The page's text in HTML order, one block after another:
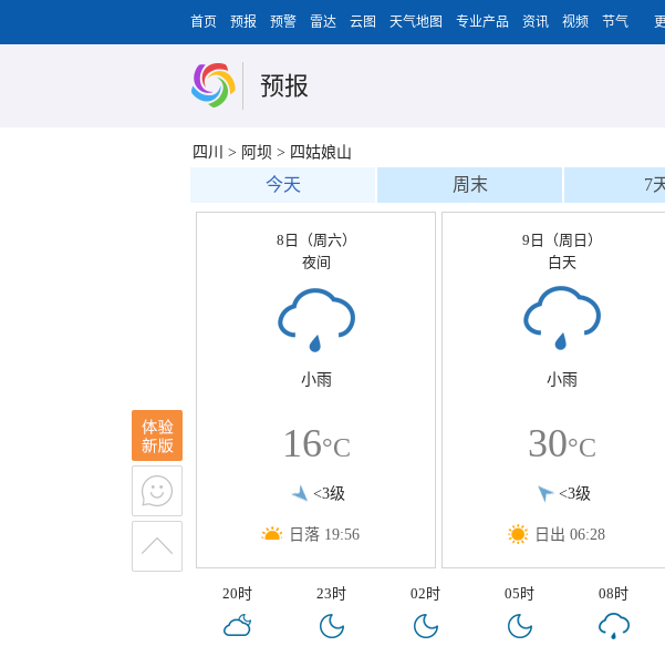
首页 预报 预警 雷达 云图 天气地图 专业产品 资讯 视频 节气
预报
四川 > 阿坝 > 四姑娘山
今天 周末 7
8日（周六）
夜间
小雨
16°C
<3级
日落 19:56
9日（周日）
白天
小雨
30°C
<3级
日出 06:28
20时 23时 02时 05时 08时